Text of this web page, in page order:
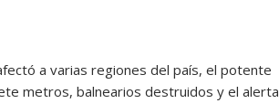
a varias regiones del país, el potente
metros, balnearios destruidos y el alerta